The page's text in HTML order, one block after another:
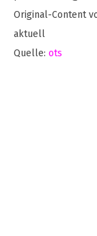
Original-Content
aktuell
Quelle: ots